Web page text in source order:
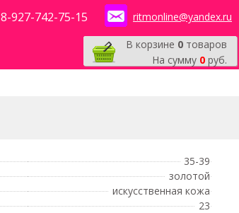
8-927-742-75-15 ritmonline@yandex.ru
В корзине 0 товаров
На сумму 0 руб.
35-39
золотой
искусственная кожа
23